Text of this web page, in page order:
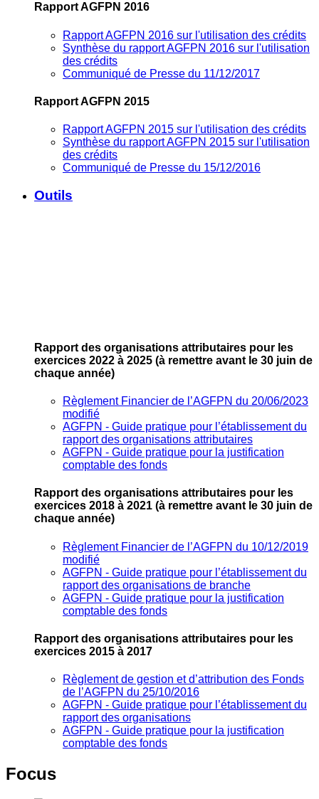
Rapport AGFPN 2016
Rapport AGFPN 2016 sur l'utilisation des crédits
Synthèse du rapport AGFPN 2016 sur l'utilisation
des crédits
Communiqué de Presse du 11/12/2017
Rapport AGFPN 2015
Rapport AGFPN 2015 sur l'utilisation des crédits
Synthèse du rapport AGFPN 2015 sur l'utilisation
des crédits
Communiqué de Presse du 15/12/2016
Outils
Rapport des organisations attributaires pour les
exercices 2022 à 2025 (à remettre avant le 30 juin de
chaque année)
Règlement Financier de l’AGFPN du 20/06/2023
modifié
AGFPN ‐ Guide pratique pour l’établissement du
rapport des organisations attributaires
AGFPN ‐ Guide pratique pour la justification
comptable des fonds
Rapport des organisations attributaires pour les
exercices 2018 à 2021 (à remettre avant le 30 juin de
chaque année)
Règlement Financier de l’AGFPN du 10/12/2019
modifié
AGFPN ‐ Guide pratique pour l’établissement du
rapport des organisations de branche
AGFPN ‐ Guide pratique pour la justification
comptable des fonds
Rapport des organisations attributaires pour les
exercices 2015 à 2017
Règlement de gestion et d’attribution des Fonds
de l’AGFPN du 25/10/2016
AGFPN ‐ Guide pratique pour l’établissement du
rapport des organisations
AGFPN ‐ Guide pratique pour la justification
comptable des fonds
Focus